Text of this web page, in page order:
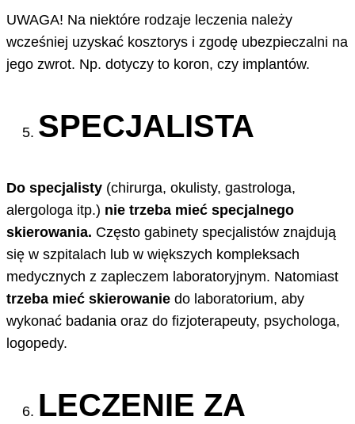
UWAGA! Na niektóre rodzaje leczenia należy
wcześniej uzyskać kosztorys i zgodę ubezpieczalni na
jego zwrot. Np. dotyczy to koron, czy implantów.
SPECJALISTA
Do specjalisty (chirurga, okulisty, gastrologa,
alergologa itp.) nie trzeba mieć specjalnego
skierowania. Często gabinety specjalistów znajdują
się w szpitalach lub w większych kompleksach
medycznych z zapleczem laboratoryjnym. Natomiast
trzeba mieć skierowanie do laboratorium, aby
wykonać badania oraz do fizjoterapeuty, psychologa,
logopedy.
LECZENIE ZA